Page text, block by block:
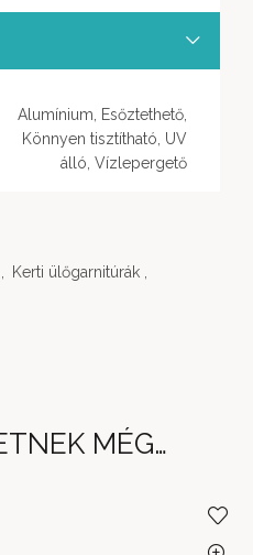
Alumínium, Esőztethető,
Könnyen tisztítható, UV
álló, Vízlepergető
Kerti ülőgarnitúrák
MÉG…